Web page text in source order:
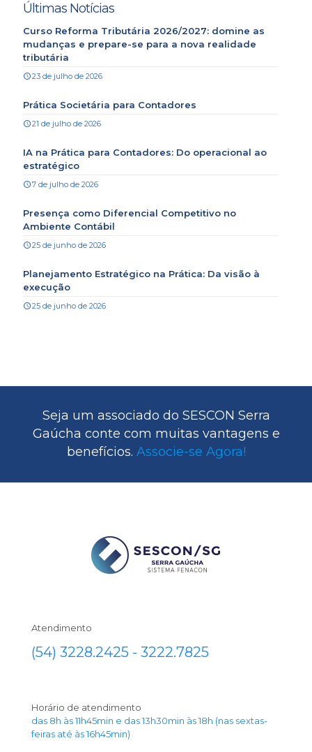
Últimas Notícias
Curso Reforma Tributária 2026/2027: domine as
mudanças e prepare-se para a nova realidade
tributária
23 de julho de 2026
Prática Societária para Contadores
21 de julho de 2026
IA na Prática para Contadores: Do operacional ao
estratégico
7 de julho de 2026
Presença como Diferencial Competitivo no
Ambiente Contábil
25 de junho de 2026
Planejamento Estratégico na Prática: Da visão à
execução
25 de junho de 2026
Seja um associado do SESCON Serra
Gaúcha conte com muitas vantagens e
benefícios. Associe-se Agora!
Atendimento
(54) 3228.2425 - 3222.7825
Horário de atendimento
das 8h às 11h45min e das 13h30min às 18h (nas sextas-
feiras até às 16h45min)